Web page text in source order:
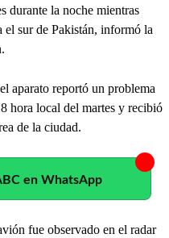
durante la noche mientras
el sur de Pakistán, informó la
aparato reportó un problema
hora local del martes y recibió
de la ciudad.
en WhatsApp
fue observado en el radar